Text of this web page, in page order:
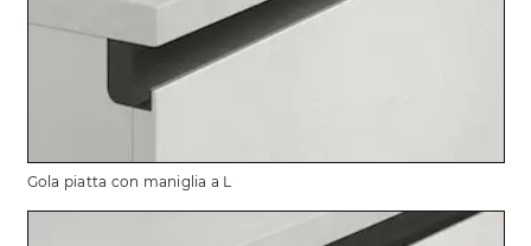
Gola piatta con maniglia a L